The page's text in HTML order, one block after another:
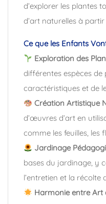
d’explorer les plantes
d’art naturelles à
Ce que les Enfants
Exploration des
différentes espèces de
caractéristiques et de
Création Artistique
d’œuvres d’art en
comme les feuilles, les
Jardinage
bases du jardinage, y
l’entretien et la récolte
Harmonie entre Art